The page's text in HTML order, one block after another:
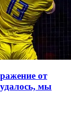
от
мы